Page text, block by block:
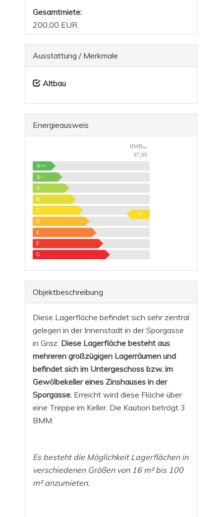
Gesamtmiete:
200,00 EUR
Ausstattung / Merkmale
Altbau
Energieausweis
HWB SK
97,00
A++
A+
A
B
C
D
E
F
G
C
Objekt­beschreibung
Diese Lagerfläche befindet sich sehr zentral
gelegen in der Innenstadt in der Sporgasse
in Graz. Diese Lagerfläche besteht aus
mehreren großzügigen Lagerräumen und
befindet sich im Untergeschoss bzw. im
Gewölbekeller eines Zinshauses in der
Sporgasse. Erreicht wird diese Fläche über
eine Treppe im Keller. Die Kaution beträgt 3
BMM.
Es besteht die Möglichkeit Lagerflächen in
verschiedenen Größen von 16 m² bis 100
m² anzumieten.